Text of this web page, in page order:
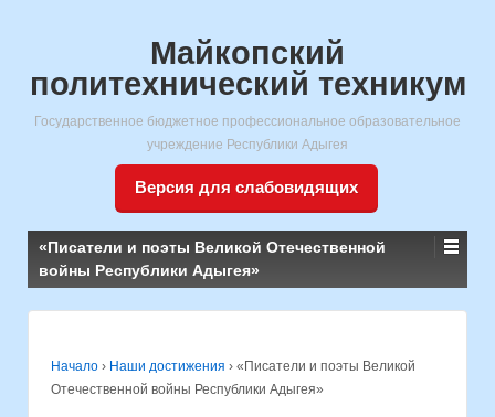
Майкопский
политехнический техникум
Государственное бюджетное профессиональное образовательное
учреждение Республики Адыгея
Версия для слабовидящих
«Писатели и поэты Великой Отечественной
войны Республики Адыгея»
Начало › Наши достижения › «Писатели и поэты Великой
Отечественной войны Республики Адыгея»